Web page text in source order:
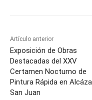
Artículo anterior
Exposición de Obras
Destacadas del XXV
Certamen Nocturno de
Pintura Rápida en
San Juan